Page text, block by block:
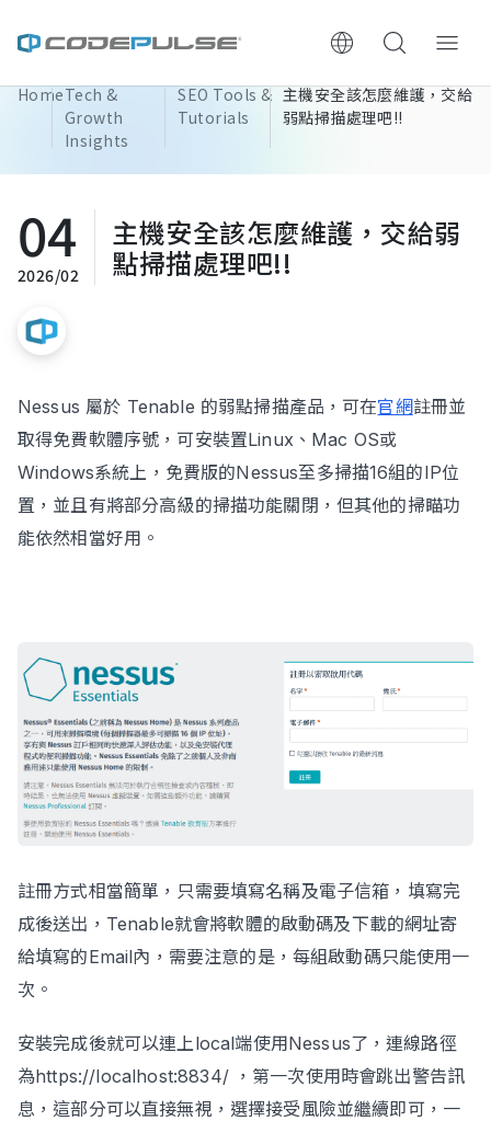
ChooWe AI仿生客服
Services & Pricing
Website Construction Process
Portfolio
Case Studies: Strategic Insights
Tech & Growth Insights
HomeTech &
Growth
Insights
SEO Tools &
Tutorials
主機安全該怎麼維護，交給
弱點掃描處理吧!!
04
2026/02
主機安全該怎麼維護，交給弱
點掃描處理吧!!
Nessus 屬於 Tenable 的弱點掃描產品，可在官網註冊並
取得免費軟體序號，可安裝置Linux、Mac OS或
Windows系統上，免費版的Nessus至多掃描16組的IP位
置，並且有將部分高級的掃描功能關閉，但其他的掃瞄功
能依然相當好用。
註冊方式相當簡單，只需要填寫名稱及電子信箱，填寫完
成後送出，Tenable就會將軟體的啟動碼及下載的網址寄
給填寫的Email內，需要注意的是，每組啟動碼只能使用一
次。
安裝完成後就可以連上local端使用Nessus了，連線路徑
為https://localhost:8834/ ，第一次使用時會跳出警告訊
息，這部分可以直接無視，選擇接受風險並繼續即可，一